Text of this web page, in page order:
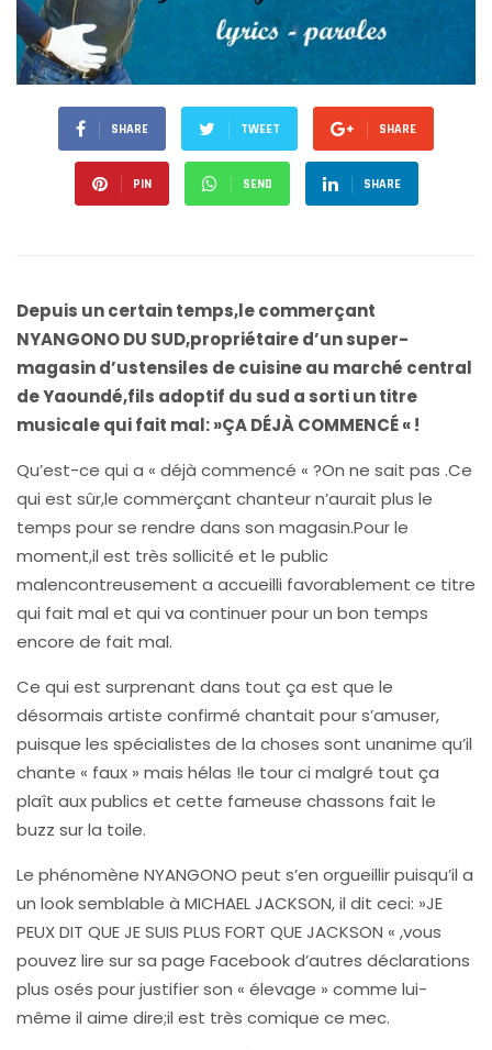
SHARE TWEET SHARE
PIN SEND SHARE
Depuis un certain temps,le commerçant
NYANGONO DU SUD,propriétaire d’un super-
magasin d’ustensiles de cuisine au marché central
de Yaoundé,fils adoptif du sud a sorti un titre
musicale qui fait mal: »ÇA DÉJÀ COMMENCÉ « !
Qu’est-ce qui a « déjà commencé « ?On ne sait pas .Ce
qui est sûr,le commerçant chanteur n’aurait plus le
temps pour se rendre dans son magasin.Pour le
moment,il est très sollicité et le public
malencontreusement a accueilli favorablement ce titre
qui fait mal et qui va continuer pour un bon temps
encore de fait mal.
Ce qui est surprenant dans tout ça est que le
désormais artiste confirmé chantait pour s’amuser,
puisque les spécialistes de la choses sont unanime qu’il
chante « faux » mais hélas !le tour ci malgré tout ça
plaît aux publics et cette fameuse chassons fait le
buzz sur la toile.
Le phénomène NYANGONO peut s’en orgueillir puisqu’il a
un look semblable à MICHAEL JACKSON, il dit ceci: »JE
PEUX DIT QUE JE SUIS PLUS FORT QUE JACKSON « ,vous
pouvez lire sur sa page Facebook d’autres déclarations
plus osés pour justifier son « élevage » comme lui-
même il aime dire;il est très comique ce mec.